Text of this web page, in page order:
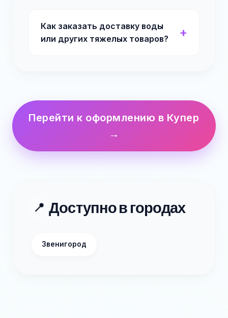
Как заказать доставку воды
или других тяжелых товаров?
Перейти к оформлению в Купер
→
📍 Доступно в городах
Звенигород